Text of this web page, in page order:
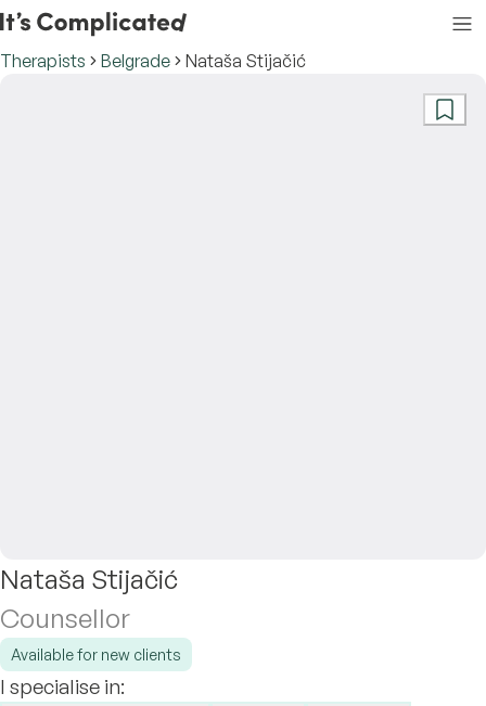
Therapists Belgrade Nataša Stijačić
Nataša Stijačić
Counsellor
Available for new clients
I specialise in: